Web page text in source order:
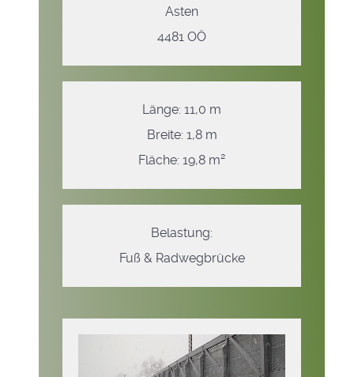
Asten
4481 OÖ
Länge: 11,0 m
Breite: 1,8 m
Fläche: 19,8 m²
Belastung:
Fuß & Radwegbrücke